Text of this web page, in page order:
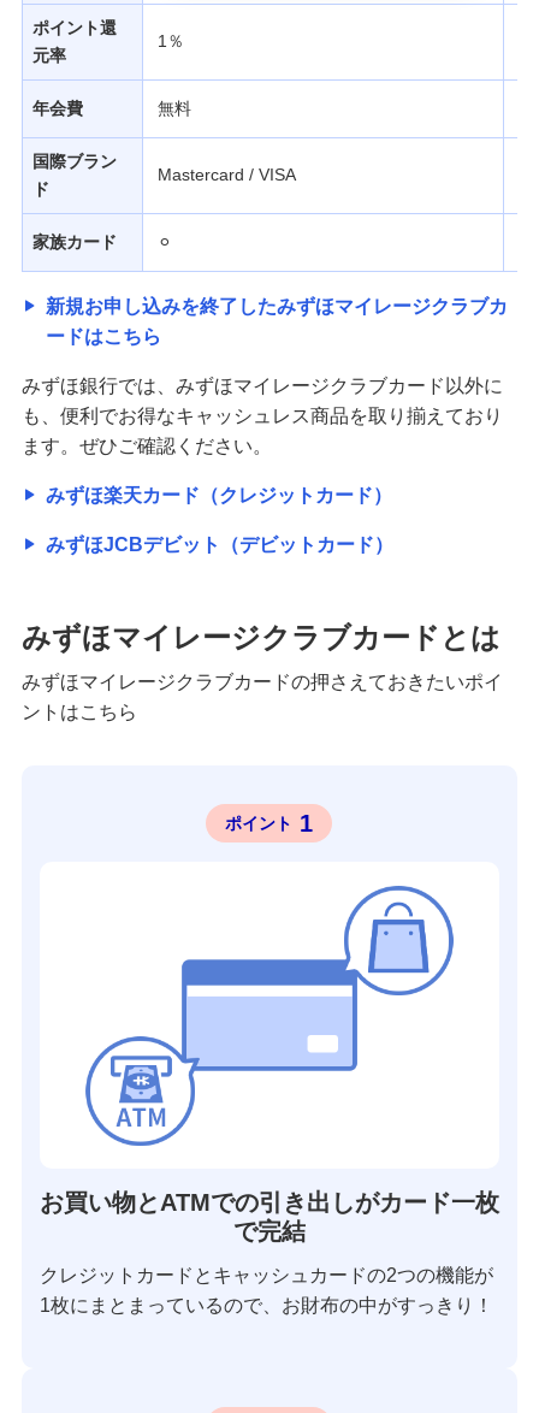
ポイント還
元率
1％
年会費 無料
国際ブラン
ド
Mastercard / VISA
家族カード ⚪︎
新規お申し込みを終了したみずほマイレージクラブカ
ードはこちら
みずほ銀行では、みずほマイレージクラブカード以外に
も、便利でお得なキャッシュレス商品を取り揃えており
ます。ぜひご確認ください。
みずほ楽天カード（クレジットカード）
みずほJCBデビット（デビットカード）
みずほマイレージクラブカードとは
みずほマイレージクラブカードの押さえておきたいポイ
ントはこちら
ポイント 1
お買い物とATMでの引き出しがカード一枚
で完結
クレジットカードとキャッシュカードの2つの機能が
1枚にまとまっているので、お財布の中がすっきり！